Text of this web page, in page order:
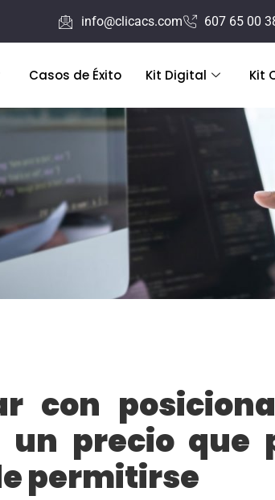
info@clicacs.com 607 65 00
Casos de Éxito Kit Digital Kit
con
precio que
permitirse